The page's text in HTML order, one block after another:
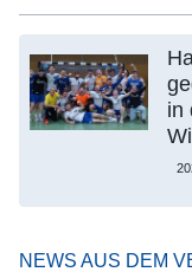
in
NEWS AUS DEM